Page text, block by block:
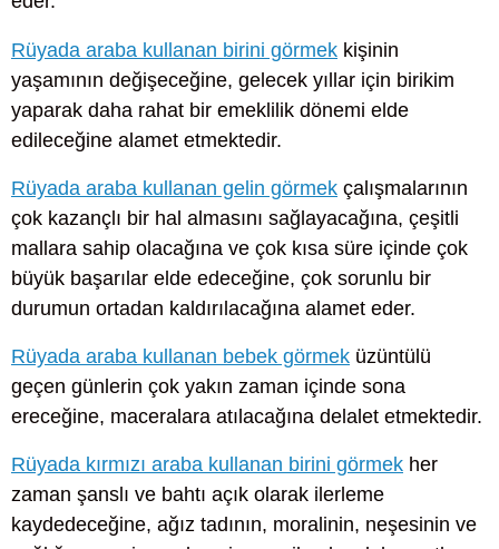
Rüyada araba kullanan birini görmek kişinin
yaşamının değişeceğine, gelecek yıllar için birikim
yaparak daha rahat bir emeklilik dönemi elde
edileceğine alamet etmektedir.
Rüyada araba kullanan gelin görmek çalışmalarının
çok kazançlı bir hal almasını sağlayacağına, çeşitli
mallara sahip olacağına ve çok kısa süre içinde çok
büyük başarılar elde edeceğine, çok sorunlu bir
durumun ortadan kaldırılacağına alamet eder.
Rüyada araba kullanan bebek görmek üzüntülü
geçen günlerin çok yakın zaman içinde sona
ereceğine, maceralara atılacağına delalet etmektedir.
Rüyada kırmızı araba kullanan birini görmek her
zaman şanslı ve bahtı açık olarak ilerleme
kaydedeceğine, ağız tadının, moralinin, neşesinin ve